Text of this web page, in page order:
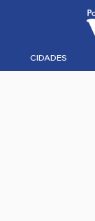
CIDADES